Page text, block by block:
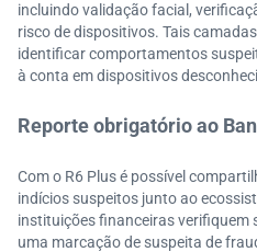
incluindo validação facial,
risco de dispositivos. Tais
identificar comportamentos
à conta em dispositivos
Reporte obrigatório ao
Com o R6 Plus é possível
indícios suspeitos junto ao
instituições financeiras verifiquem
uma marcação de suspeita de